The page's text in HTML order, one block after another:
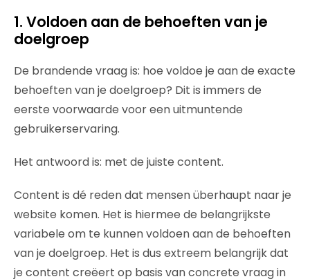
1. Voldoen aan de behoeften van je
doelgroep
De brandende vraag is: hoe voldoe je aan de exacte
behoeften van je doelgroep? Dit is immers de
eerste voorwaarde voor een uitmuntende
gebruikerservaring.
Het antwoord is: met de juiste content.
Content is dé reden dat mensen überhaupt naar je
website komen. Het is hiermee de belangrijkste
variabele om te kunnen voldoen aan de behoeften
van je doelgroep. Het is dus extreem belangrijk dat
je content creëert op basis van concrete vraag in